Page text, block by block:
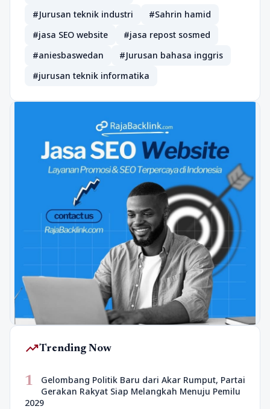
#Jurusan teknik industri
#Sahrin hamid
#jasa SEO website
#jasa repost sosmed
#aniesbaswedan
#Jurusan bahasa inggris
#jurusan teknik informatika
trending_upTrending Now
1
Gelombang Politik Baru dari Akar Rumput, Partai
Gerakan Rakyat Siap Melangkah Menuju Pemilu
2029